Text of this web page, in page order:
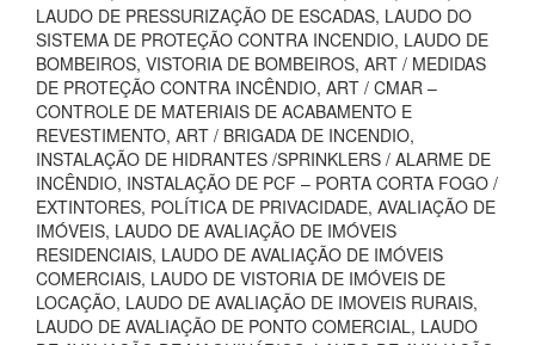
LAUDO DE PRESSURIZAÇÃO DE ESCADAS, LAUDO DO
SISTEMA DE PROTEÇÃO CONTRA INCENDIO, LAUDO DE
BOMBEIROS, VISTORIA DE BOMBEIROS, ART / MEDIDAS
DE PROTEÇÃO CONTRA INCÊNDIO, ART / CMAR –
CONTROLE DE MATERIAIS DE ACABAMENTO E
REVESTIMENTO, ART / BRIGADA DE INCENDIO,
INSTALAÇÃO DE HIDRANTES /SPRINKLERS / ALARME DE
INCÊNDIO, INSTALAÇÃO DE PCF – PORTA CORTA FOGO /
EXTINTORES, POLÍTICA DE PRIVACIDADE, AVALIAÇÃO DE
IMÓVEIS, LAUDO DE AVALIAÇÃO DE IMÓVEIS
RESIDENCIAIS, LAUDO DE AVALIAÇÃO DE IMÓVEIS
COMERCIAIS, LAUDO DE VISTORIA DE IMÓVEIS DE
LOCAÇÃO, LAUDO DE AVALIAÇÃO DE IMOVEIS RURAIS,
LAUDO DE AVALIAÇÃO DE PONTO COMERCIAL, LAUDO